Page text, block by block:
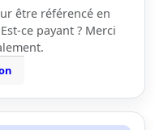
être référencé en
ce payant ? Merci